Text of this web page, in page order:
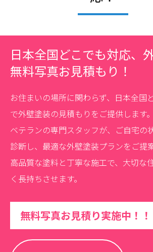
日本全国どこでも対応、
無料写真お見積もり！
お住まいの場所に関わらず、日本全国
で外壁塗装の見積もりをご提供します。
ベテランの専門スタッフが、ご自宅の
診断し、最適な外壁塗装プランをご提案
高品質な塗料と丁寧な施工で、大切な
く長持ちさせます。
無料写真お見積り実施中！！